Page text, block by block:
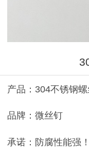
产品：304不
品牌：微丝钉
承诺：防腐性能强